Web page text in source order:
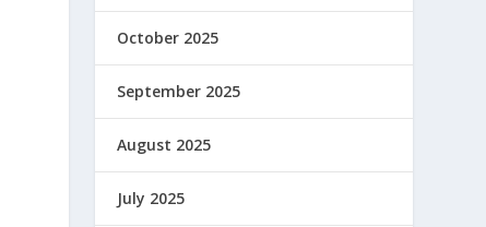
October 2025
September 2025
August 2025
July 2025